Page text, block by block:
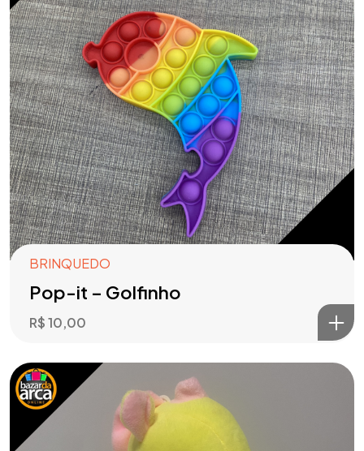
BRINQUEDO
Pop-it – Golfinho
R$10,00